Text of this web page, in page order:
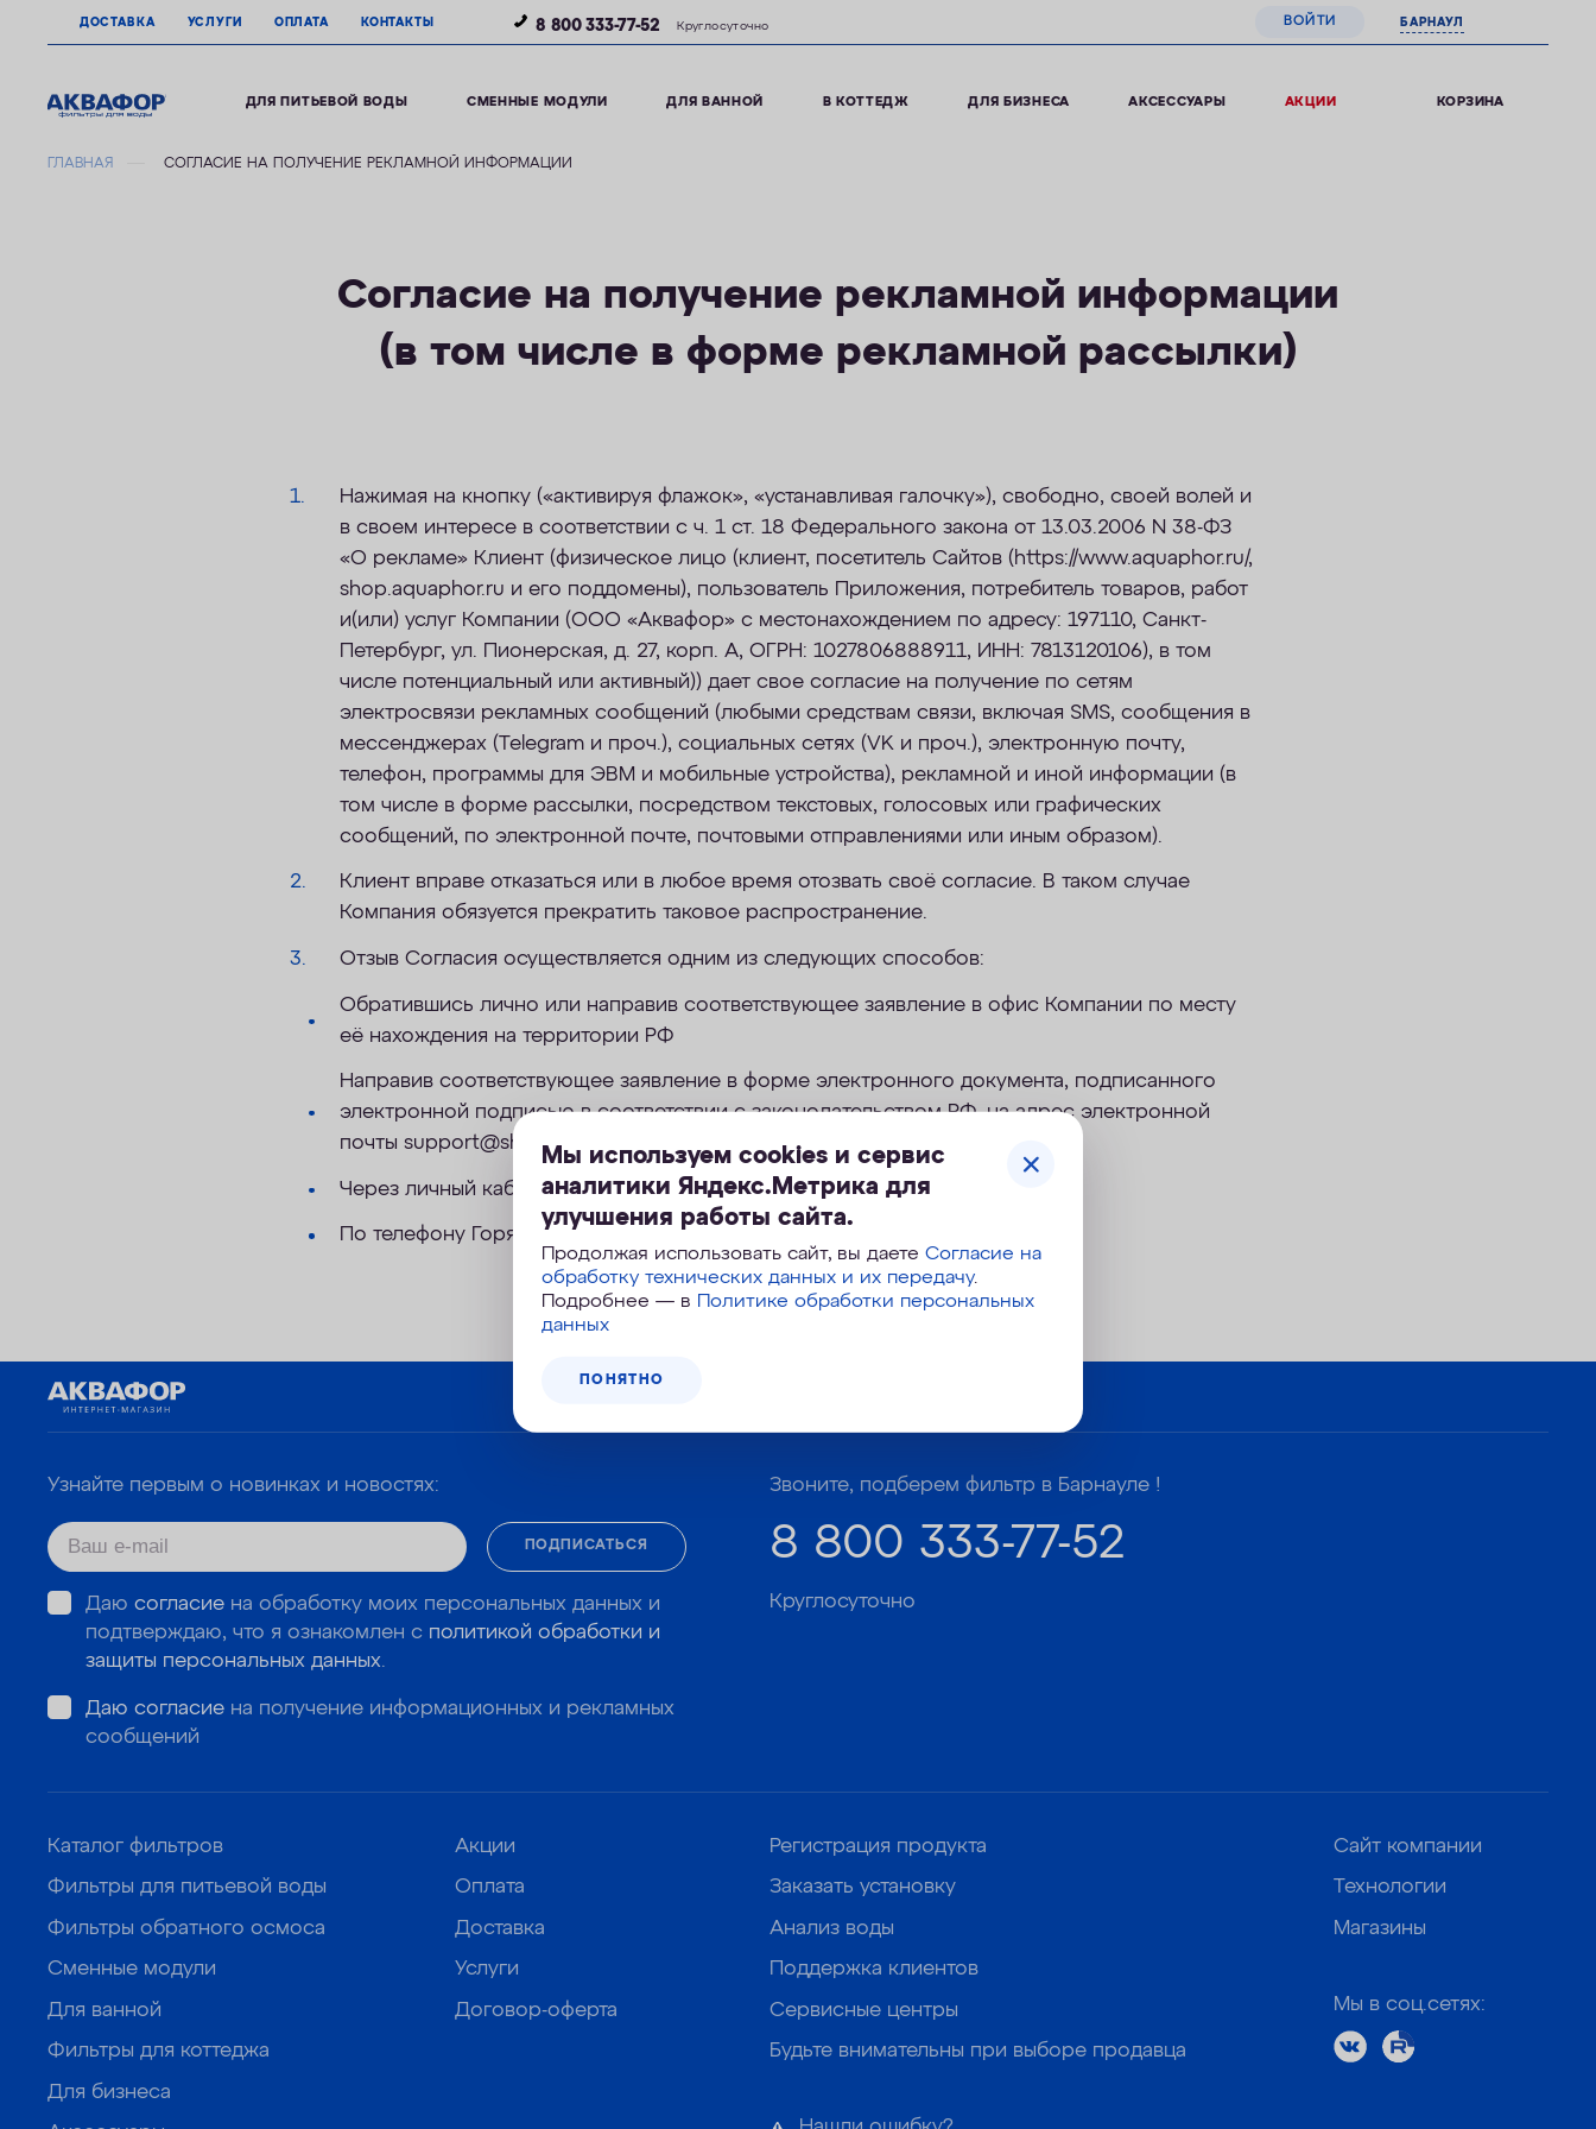
ДОСТАВКА УСЛУГИ ОПЛАТА КОНТАКТЫ 8 800 333-77-52 Круглосуточно ВОЙТИ БАРНАУЛ
ДЛЯ ПИТЬЕВОЙ ВОДЫ СМЕННЫЕ МОДУЛИ ДЛЯ ВАННОЙ В КОТТЕДЖ ДЛЯ БИЗНЕСА АКСЕССУАРЫ АКЦИИ КОРЗИНА
ГЛАВНАЯ СОГЛАСИЕ НА ПОЛУЧЕНИЕ РЕКЛАМНОЙ ИНФОРМАЦИИ
Согласие на получение рекламной информации
(в том числе в форме рекламной рассылки)
Нажимая на кнопку («активируя флажок», «устанавливая галочку»), свободно, своей волей и
в своем интересе в соответствии с ч. 1 ст. 18 Федерального закона от 13.03.2006 N 38-ФЗ
«О рекламе» Клиент (физическое лицо (клиент, посетитель Сайтов (https://www.aquaphor.ru/,
shop.aquaphor.ru и его поддомены), пользователь Приложения, потребитель товаров, работ
и(или) услуг Компании (ООО «Аквафор» с местонахождением по адресу: 197110, Санкт-
Петербург, ул. Пионерская, д. 27, корп. А, ОГРН: 1027806888911, ИНН: 7813120106), в том
числе потенциальный или активный)) дает свое согласие на получение по сетям
электросвязи рекламных сообщений (любыми средствам связи, включая SMS, сообщения в
мессенджерах (Telegram и проч.), социальных сетях (VK и проч.), электронную почту,
телефон, программы для ЭВМ и мобильные устройства), рекламной и иной информации (в
том числе в форме рассылки, посредством текстовых, голосовых или графических
сообщений, по электронной почте, почтовыми отправлениями или иным образом).
Клиент вправе отказаться или в любое время отозвать своё согласие. В таком случае
Компания обязуется прекратить таковое распространение.
Отзыв Согласия осуществляется одним из следующих способов:
Обратившись лично или направив соответствующее заявление в офис Компании по месту
её нахождения на территории РФ
Направив соответствующее заявление в форме электронного документа, подписанного
электронной подписью в соответствии с законодательством РФ, на адрес электронной
почты support@shop.aquaphor.ru;
Через личный кабинет на сайте;
По телефону Горячей линии Компании.
Мы используем cookies и сервис
аналитики Яндекс.Метрика для
улучшения работы сайта.
Продолжая использовать сайт, вы даете Согласие на
обработку технических данных и их передачу.
Подробнее — в
Политике обработки персональных
данных
ПОНЯТНО
Узнайте первым о новинках и новостях:
ПОДПИСАТЬСЯ
Даю согласиена обработку моих персональных данных и
подтверждаю, что я ознакомлен с политикой обработки и
защиты персональных данных.
Даю согласиена получение информационных и рекламных
сообщений
Звоните, подберем фильтр в Барнауле !
8 800 333-77-52
Круглосуточно
Каталог фильтров
Фильтры для питьевой воды
Фильтры обратного осмоса
Сменные модули
Для ванной
Фильтры для коттеджа
Для бизнеса
Акции
Оплата
Доставка
Услуги
Договор-оферта
Регистрация продукта
Заказать установку
Анализ воды
Поддержка клиентов
Сервисные центры
Будьте внимательны при выборе продавца
Сайт компании
Технологии
Магазины
Мы в соц.сетях: